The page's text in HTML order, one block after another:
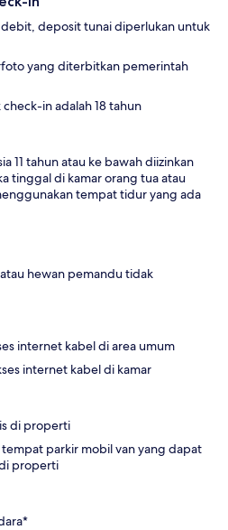
deposit tunai diperlukan untuk
yang diterbitkan pemerintah
in adalah 18 tahun
11 tahun atau ke bawah diizinkan
tinggal di kamar orang tua atau
tempat tidur yang ada
hewan pemandu tidak
internet kabel di area umum
internet kabel di kamar
di properti
parkir mobil van yang dapat
properti